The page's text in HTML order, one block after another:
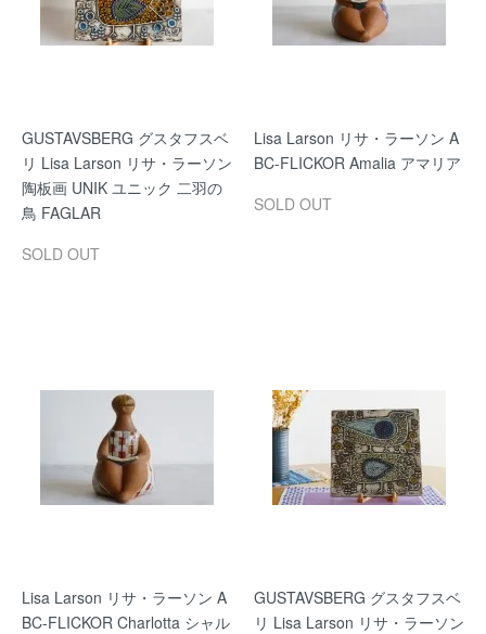
GUSTAVSBERG グスタフスベ
リ Lisa Larson リサ・ラーソン
陶板画 UNIK ユニック 二羽の
鳥 FAGLAR
SOLD OUT
Lisa Larson リサ・ラーソン A
BC-FLICKOR Amalia アマリア
SOLD OUT
Lisa Larson リサ・ラーソン A
BC-FLICKOR Charlotta シャル
GUSTAVSBERG グスタフスベ
リ Lisa Larson リサ・ラーソン